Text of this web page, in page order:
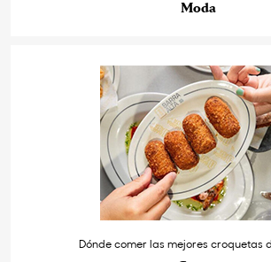
Moda
Dónde comer las mejores croquetas